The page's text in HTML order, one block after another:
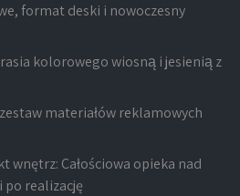
format deski i nowoczesny
kolorowego wiosną i jesienią z
materiałów reklamowych
wnętrz: Całościowa opieka nad
po realizację